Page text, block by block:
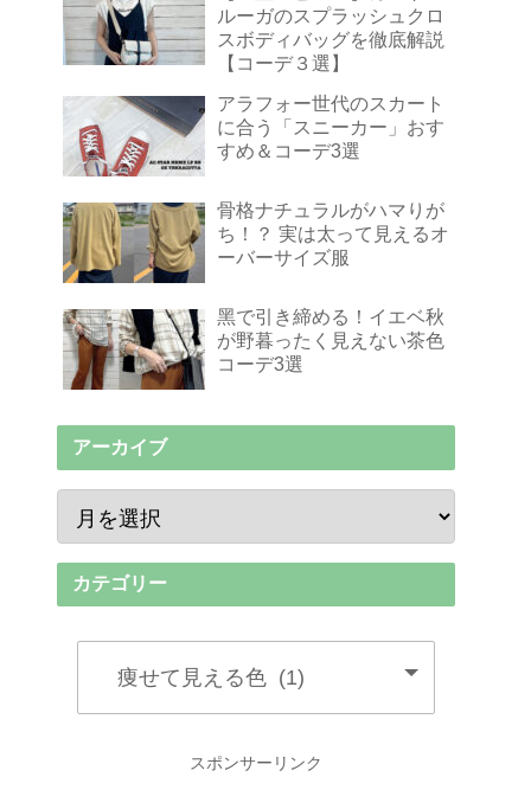
ルーガのスプラッシュクロ
スボディバッグを徹底解説
【コーデ３選】
アラフォー世代のスカート
に合う「スニーカー」おす
すめ＆コーデ3選
骨格ナチュラルがハマりが
ち！？ 実は太って見えるオ
ーバーサイズ服
黑で引き締める！イエベ秋
が野暮ったく見えない茶色
コーデ3選
アーカイブ
カテゴリー
スポンサーリンク